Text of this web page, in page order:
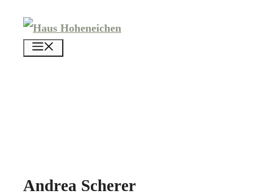
Zum
Inhalt
springen
Andrea Scherer